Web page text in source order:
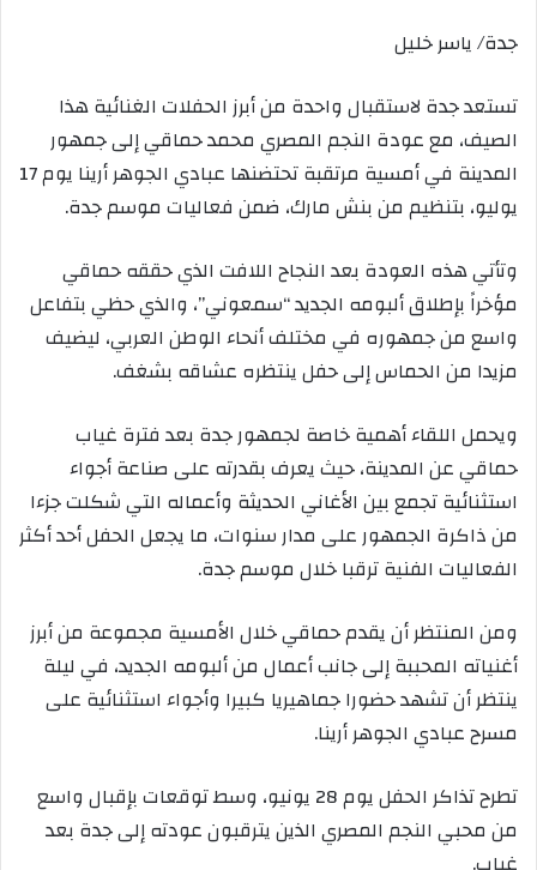
جدة/ ياسر خليل
تستعد جدة لاستقبال واحدة من أبرز الحفلات الغنائية هذا
الصيف، مع عودة النجم المصري محمد حماقي إلى جمهور
المدينة في أمسية مرتقبة تحتضنها عبادي الجوهر أرينا يوم 17
يوليو، بتنظيم من بنش مارك، ضمن فعاليات موسم جدة.
وتأتي هذه العودة بعد النجاح اللافت الذي حققه حماقي
مؤخراً بإطلاق ألبومه الجديد “سمعوني”، والذي حظي بتفاعل
واسع من جمهوره في مختلف أنحاء الوطن العربي، ليضيف
مزيدا من الحماس إلى حفل ينتظره عشاقه بشغف.
ويحمل اللقاء أهمية خاصة لجمهور جدة بعد فترة غياب
حماقي عن المدينة، حيث يعرف بقدرته على صناعة أجواء
استثنائية تجمع بين الأغاني الحديثة وأعماله التي شكلت جزءا
من ذاكرة الجمهور على مدار سنوات، ما يجعل الحفل أحد أكثر
الفعاليات الفنية ترقبا خلال موسم جدة.
ومن المنتظر أن يقدم حماقي خلال الأمسية مجموعة من أبرز
أغنياته المحببة إلى جانب أعمال من ألبومه الجديد، في ليلة
ينتظر أن تشهد حضورا جماهيريا كبيرا وأجواء استثنائية على
مسرح عبادي الجوهر أرينا.
تطرح تذاكر الحفل يوم 28 يونيو، وسط توقعات بإقبال واسع
من محبي النجم المصري الذين يترقبون عودته إلى جدة بعد